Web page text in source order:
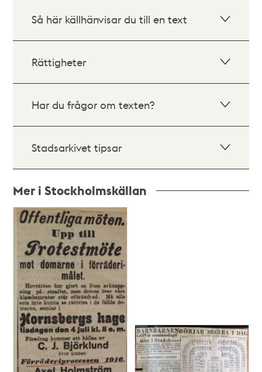
Så här källhänvisar du till en text
Rättigheter
Har du frågor om texten?
Stadsarkivet tipsar
Mer i Stockholmskällan
Relaterade
poster
och
teman